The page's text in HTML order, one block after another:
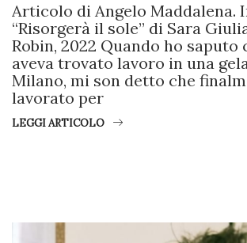
Articolo di Angelo Maddalena.
“Risorgerà il sole” di Sara
Robin, 2022 Quando ho saputo
aveva trovato lavoro in una
Milano, mi son detto che
lavorato per
LEGGI ARTICOLO